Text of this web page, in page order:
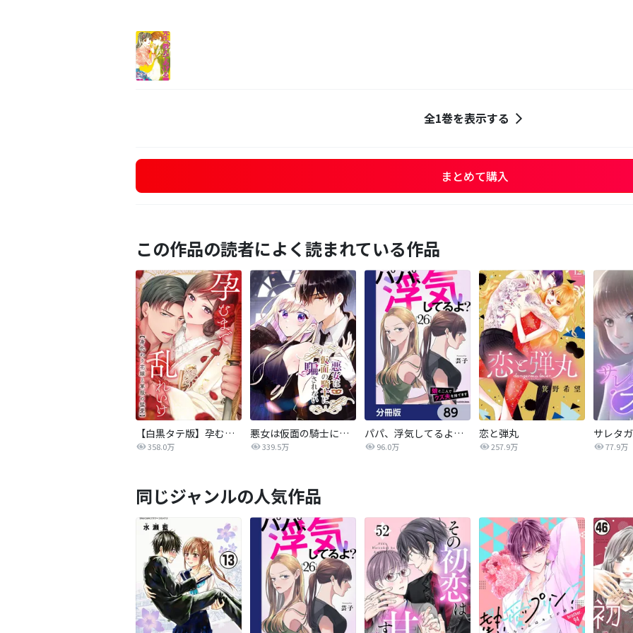
全1巻を表示する
まとめて購入
この作品の読者によく読まれている作品
【白黒タテ版】孕むまで乱れいけ～身代わり花嫁と軍服の猛愛
358.0万
悪女は仮面の騎士に騙されない
339.5万
パパ、浮気してるよ？娘と二人でクズ夫を捨てます【分冊版】
96.0万
恋と弾丸
257.9万 77.9万
同じジャンルの人気作品